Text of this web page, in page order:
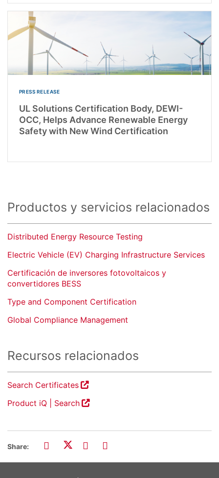
PRESS RELEASE
UL Solutions Certification Body, DEWI-
OCC, Helps Advance Renewable Energy
Safety with New Wind Certification
Productos y servicios relacionados
Distributed Energy Resource Testing
Electric Vehicle (EV) Charging Infrastructure Services
Certificación de inversores fotovoltaicos y
convertidores BESS
Type and Component Certification
Global Compliance Management
Recursos relacionados
Search Certificates
Product iQ | Search
Share: